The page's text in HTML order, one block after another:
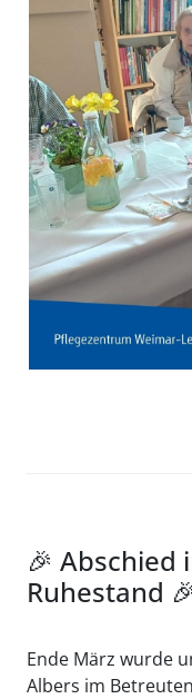
🎉
Ruhestand
Ende März wurde
Albers im